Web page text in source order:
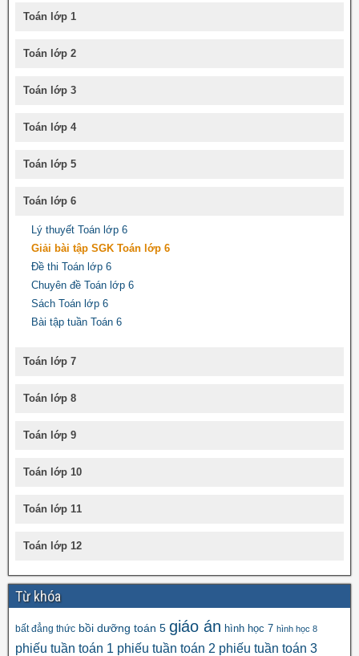
Toán lớp 1
Toán lớp 2
Toán lớp 3
Toán lớp 4
Toán lớp 5
Toán lớp 6
Lý thuyết Toán lớp 6
Giải bài tập SGK Toán lớp 6
Đề thi Toán lớp 6
Chuyên đề Toán lớp 6
Sách Toán lớp 6
Bài tập tuần Toán 6
Toán lớp 7
Toán lớp 8
Toán lớp 9
Toán lớp 10
Toán lớp 11
Toán lớp 12
Từ khóa
bất đẳng thức bồi dưỡng toán 5 giáo án hình học 7 hình học 8
phiếu tuần toán 1 phiếu tuần toán 2 phiếu tuần toán 3